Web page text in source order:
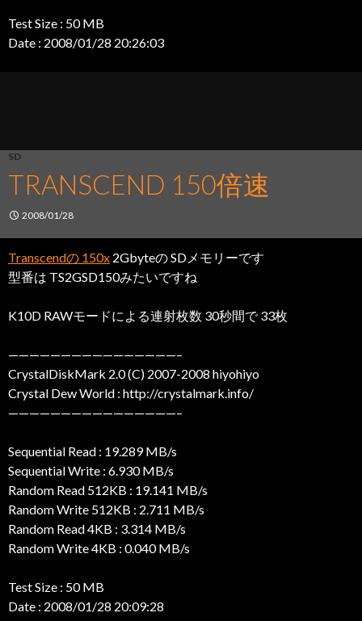
Test Size : 50 MB
Date : 2008/01/28 20:26:03
SD
TRANSCEND 150倍速
2008/01/28
Transcendの 150x 2Gbyteの SDメモリーです
型番は TS2GSD150みたいですね
K10D RAWモードによる連射枚数 30秒間で 33枚
————————————————–
CrystalDiskMark 2.0 (C) 2007-2008 hiyohiyo
Crystal Dew World : http://crystalmark.info/
————————————————–
Sequential Read : 19.289 MB/s
Sequential Write : 6.930 MB/s
Random Read 512KB : 19.141 MB/s
Random Write 512KB : 2.711 MB/s
Random Read 4KB : 3.314 MB/s
Random Write 4KB : 0.040 MB/s
Test Size : 50 MB
Date : 2008/01/28 20:09:28